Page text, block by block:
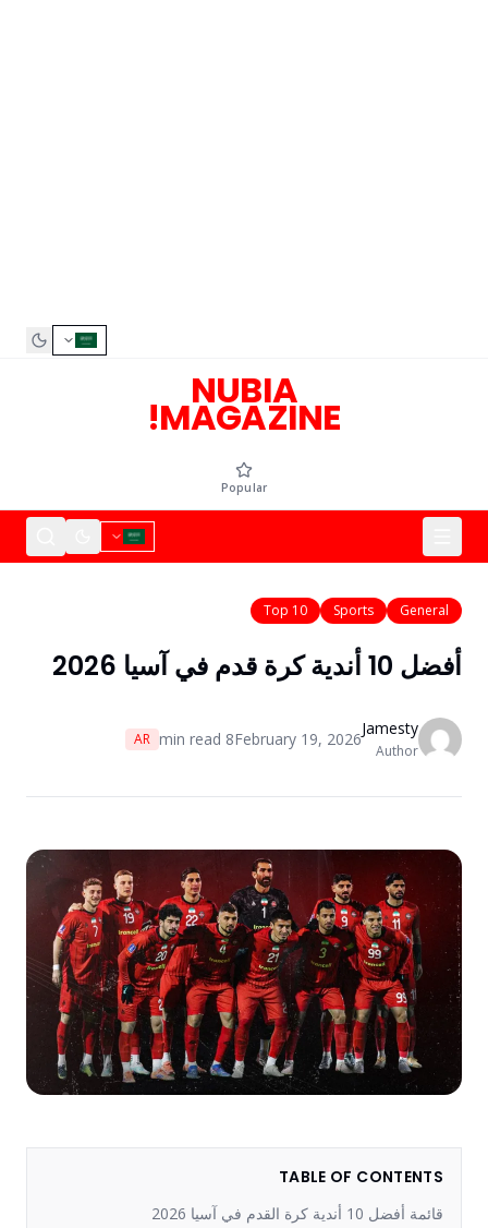
NUBIA
MAGAZINE!
Popular
General
Sports
Top 10
أفضل 10 أندية كرة قدم في آسيا 2026
Jamesty
Author
February 19, 2026
8
AR
TABLE OF CONTENTS
قائمة أفضل 10 أندية كرة القدم في آسيا 2026